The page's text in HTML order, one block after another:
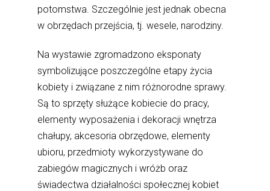
potomstwa. Szczególnie jest jednak obecna
w obrzędach przejścia, tj. wesele, narodziny.
Na wystawie zgromadzono eksponaty
symbolizujące poszczególne etapy życia
kobiety i związane z nim różnorodne sprawy.
Są to sprzęty służące kobiecie do pracy,
elementy wyposażenia i dekoracji wnętrza
chałupy, akcesoria obrzędowe, elementy
ubioru, przedmioty wykorzystywane do
zabiegów magicznych i wróżb oraz
świadectwa działalności społecznej kobiet